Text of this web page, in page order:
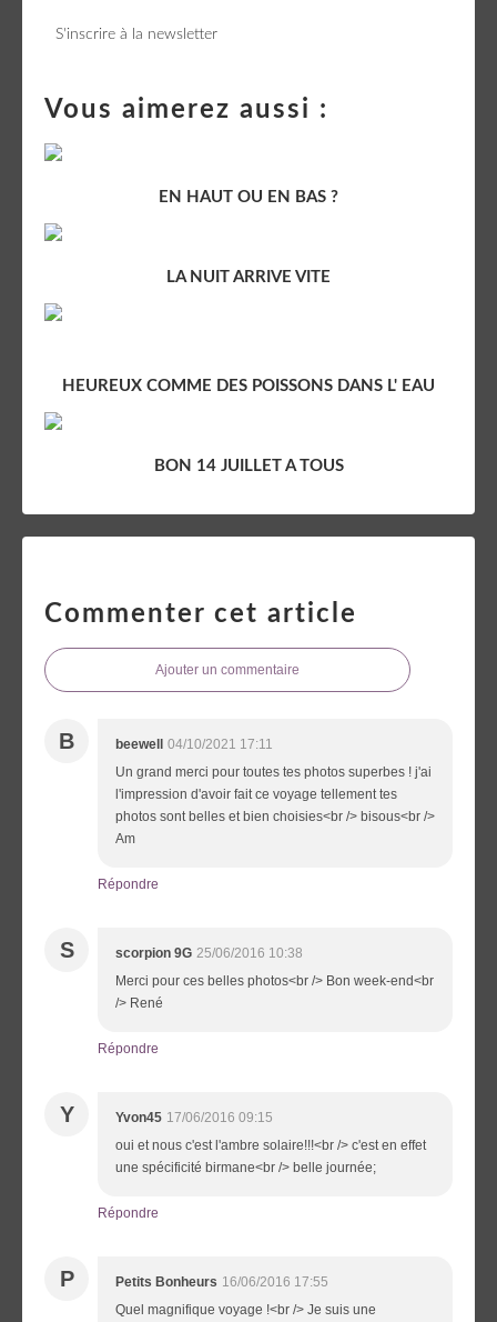
S'inscrire à la newsletter
Vous aimerez aussi :
EN HAUT OU EN BAS ?
LA NUIT ARRIVE VITE
HEUREUX COMME DES POISSONS DANS L' EAU
BON 14 JUILLET A TOUS
Commenter cet article
Ajouter un commentaire
B beewell 04/10/2021 17:11
Un grand merci pour toutes tes photos superbes ! j'ai
l'impression d'avoir fait ce voyage tellement tes
photos sont belles et bien choisies<br /> bisous<br />
Am
Répondre
S scorpion 9G 25/06/2016 10:38
Merci pour ces belles photos<br /> Bon week-end<br
/> René
Répondre
Y Yvon45 17/06/2016 09:15
oui et nous c'est l'ambre solaire!!!<br /> c'est en effet
une spécificité birmane<br /> belle journée;
Répondre
P Petits Bonheurs 16/06/2016 17:55
Quel magnifique voyage !<br /> Je suis une